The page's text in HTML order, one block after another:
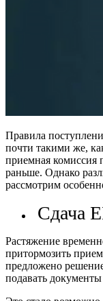
Правила
почти такими же,
приемная комиссия
раньше. Однако
рассмотрим
Сдача
Растяжение
притормозить
предложено
подавать